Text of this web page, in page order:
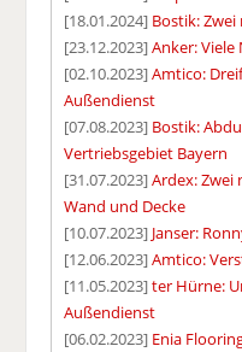
[18.01.2024] Bostik:
[23.12.2023]Anker:
[02.10.2023]Amtico:
Außendienst
[07.08.2023] Bostik:
Vertriebsgebiet Bayern
[31.07.2023]Ardex: Zwei
Wand und Decke
[10.07.2023] Janser:
[12.06.2023]Amtico:
[11.05.2023]ter Hürne:
Außendienst
[06.02.2023] Enia